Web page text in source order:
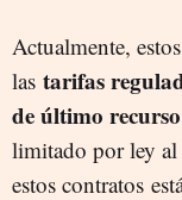
Actualmente,
las tarifas
de último
limitado por ley al
estos contratos